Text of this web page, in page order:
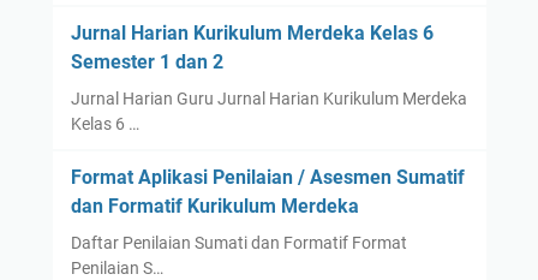
Jurnal Harian Kurikulum Merdeka Kelas 6
Semester 1 dan 2
Jurnal Harian Guru Jurnal Harian Kurikulum Merdeka
Kelas 6 …
Format Aplikasi Penilaian / Asesmen Sumatif
dan Formatif Kurikulum Merdeka
Daftar Penilaian Sumati dan Formatif Format
Penilaian S…